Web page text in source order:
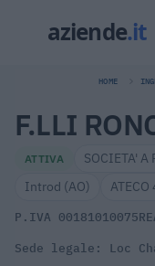
HOME
F.LLI
ATTIVA
SOCIETA' A
Introd (AO)
P.IVA 00181010075
Sede legale: Loc